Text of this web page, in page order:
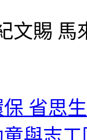
文賜 馬
省思